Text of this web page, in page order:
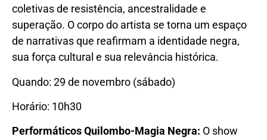
coletivas de resistência, ancestralidade e
superação. O corpo do artista se torna um espaço
de narrativas que reafirmam a identidade negra,
sua força cultural e sua relevância histórica.
Quando: 29 de novembro (sábado)
Horário: 10h30
Performáticos Quilombo-Magia Negra: O show